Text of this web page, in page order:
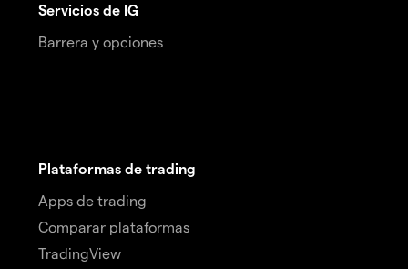
Servicios de IG
Barrera y opciones
Plataformas de trading
Apps de trading
Comparar plataformas
TradingView